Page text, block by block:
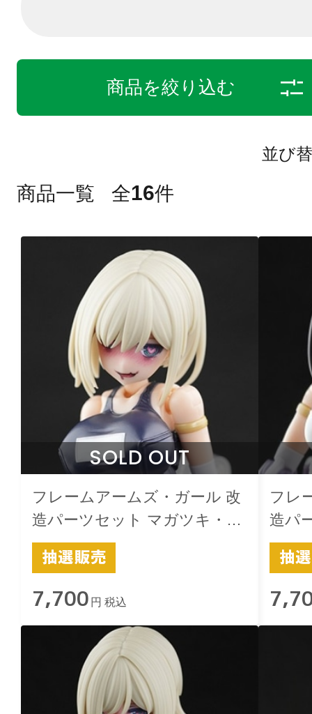
商品を絞り込む
並び
商品一覧 全16件
SOLD OUT
フレームアームズ・ガール 改
造パーツセット マガツキ・ド
ゥルガー用 -楽-スクみず 黒
7,700 円 税込
フレ
造パ
ゥル